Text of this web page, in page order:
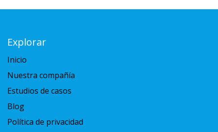
Explorar
Inicio
Nuestra compañía
Estudios de casos
Blog
Política de privacidad